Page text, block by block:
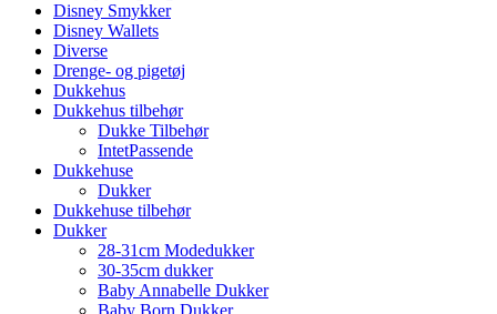
Disney Smykker
Disney Wallets
Diverse
Drenge- og pigetøj
Dukkehus
Dukkehus tilbehør
Dukke Tilbehør
IntetPassende
Dukkehuse
Dukker
Dukkehuse tilbehør
Dukker
28-31cm Modedukker
30-35cm dukker
Baby Annabelle Dukker
Baby Born Dukker